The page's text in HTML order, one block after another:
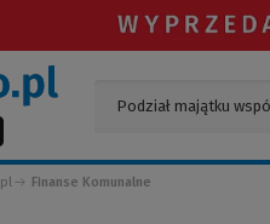
Finanse Komunalne